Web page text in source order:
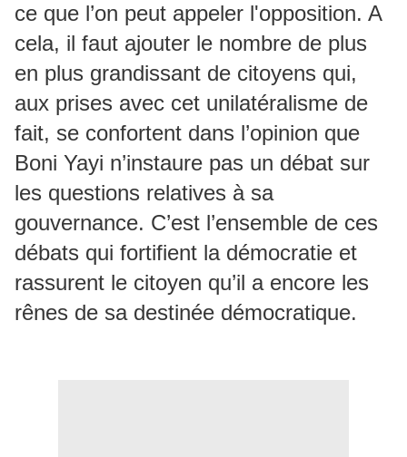
ce que l’on peut appeler l'opposition. A
cela, il faut ajouter le nombre de plus
en plus grandissant de citoyens qui,
aux prises avec cet unilatéralisme de
fait, se confortent dans l’opinion que
Boni Yayi n’instaure pas un débat sur
les questions relatives à sa
gouvernance. C’est l’ensemble de ces
débats qui fortifient la démocratie et
rassurent le citoyen qu’il a encore les
rênes de sa destinée démocratique.